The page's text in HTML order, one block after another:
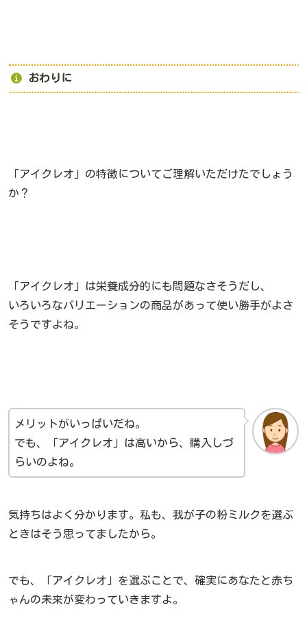
おわりに
「アイクレオ」の特徴についてご理解いただけたでしょう
か？
「アイクレオ」は栄養成分的にも問題なさそうだし、
いろいろなバリエーションの商品があって使い勝手がよさ
そうですよね。
メリットがいっぱいだね。
でも、「アイクレオ」は高いから、購入しづ
らいのよね。
気持ちはよく分かります。私も、我が子の粉ミルクを選ぶ
ときはそう思ってましたから。
でも、「アイクレオ」を選ぶことで、確実にあなたと赤ち
ゃんの未来が変わっていきますよ。